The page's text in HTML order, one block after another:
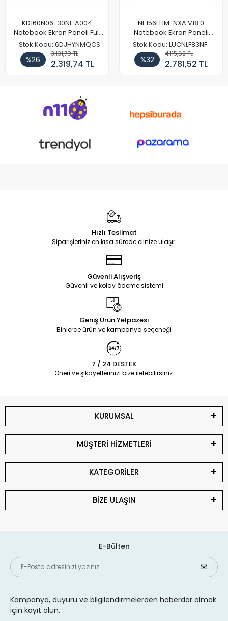
KD160N06-30NI-A004
Notebook Ekran Paneli Full
HD
Stok Kodu: 6DJHYNMQCS
%26
3.131,70 TL
2.319,74 TL
NE156FHM-NXA V18.0
Notebook Ekran Paneli
144Hz
Stok Kodu: LUCNLF83NF
%32
4.115,62 TL
2.781,52 TL
Hızlı Teslimat
Siparişleriniz en kısa sürede elinize ulaşır.
Güvenli Alışveriş
Güvenli ve kolay ödeme sistemi
Geniş Ürün Yelpazesi
Binlerce ürün ve kampanya seçeneği
7 / 24 DESTEK
Öneri ve şikayetlerinizi bize iletebilirsiniz.
KURUMSAL
MÜŞTERİ HİZMETLERİ
KATEGORİLER
BİZE ULAŞIN
E-Bülten
Kampanya, duyuru ve bilgilendirmelerden haberdar olmak
için kayıt olun.